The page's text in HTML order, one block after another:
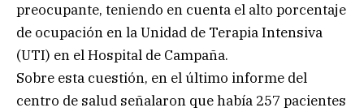
preocupante, teniendo en cuenta el alto porcentaje
de ocupación en la Unidad de Terapia Intensiva
(UTI) en el Hospital de Campaña.
Sobre esta cuestión, en el último informe del
centro de salud señalaron que había 257 pacientes